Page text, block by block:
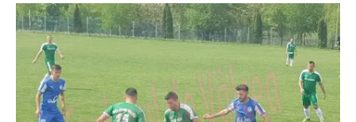
al
promovării
s-
transformat
un
coșmar
birocratic